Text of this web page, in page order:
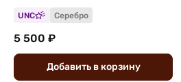
UNC Серебро
5 500 ₽
Добавить вкорзину